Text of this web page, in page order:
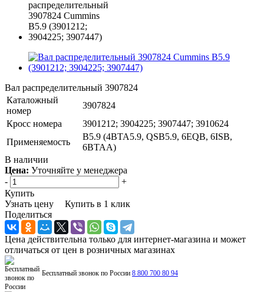
Вал распределительный 3907824
Каталожный
номер
3907824
Кросс номера
3901212; 3904225; 3907447; 3910624
Применяемость
B5.9 (4BTA5.9, QSB5.9, 6EQB, 6ISB,
6BTAA)
В наличии
Цена: Уточняйте у менеджера
-
+
Купить
Узнать цену
Купить в 1 клик
Поделиться
Цена действительна только для интернет-магазина и может
отличаться от цен в розничных магазинах
Бесплатный звонок по России 8 800 700 80 94